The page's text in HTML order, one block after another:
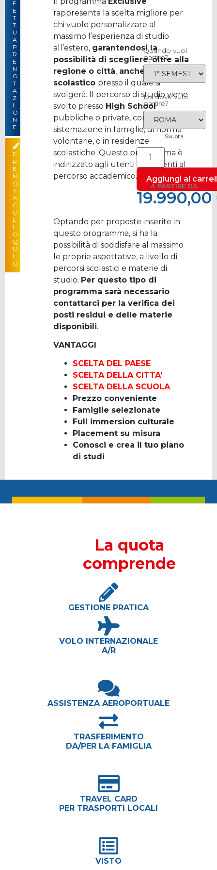
–
Quando vuoi
partire?
Da dove vuoi
partire?
Svuota
Aggiungi al
A PARTIRE DA
19.990,00
A PARTIRE DA
19.990,00
F
E
T
T
U
A
P
R
E
N
O
T
A
Z
I
O
N
E
P
R
E
N
O
T
A
C
O
L
L
O
Q
U
I
O
rappresenta la scelta migliore per
chi vuole personalizzare al
massimo l’esperienza di studio
all’estero, garantendosi la
possibilità di scegliere,oltre alla
regione o città, anche l’istituto
scolastico presso il quale si
svolgerà. Il percorso di studio viene
svolto presso High School
pubbliche o private, con
sistemazione in famiglie, di norma
volontarie, o in residenze
scolastiche. Questo programma è
indirizzato agli utenti più attenti al
percorso accademico.
Optando per proposte inserite in
questo programma, si ha la
possibilità di soddisfare al massimo
le proprie aspettative, a livello di
percorsi scolastici e materie di
studio. Per questo tipo di
programma sarà necessario
contattarci per la verifica dei
posti residui e delle materie
disponibili.
VANTAGGI
SCELTA DEL PAESE
SCELTA DELLA CITTA’
SCELTA DELLA SCUOLA
Prezzo conveniente
Famiglie selezionate
Full immersion culturale
Placement su misura
Conosci e crea il tuo piano
di studi
La quota
comprende
GESTIONE PRATICA
VOLO INTERNAZIONALE
A/R
ASSISTENZA AEROPORTUALE
TRASFERIMENTO
DA/PER LA FAMIGLIA
TRAVEL CARD
PER TRASPORTI LOCALI
VISTO